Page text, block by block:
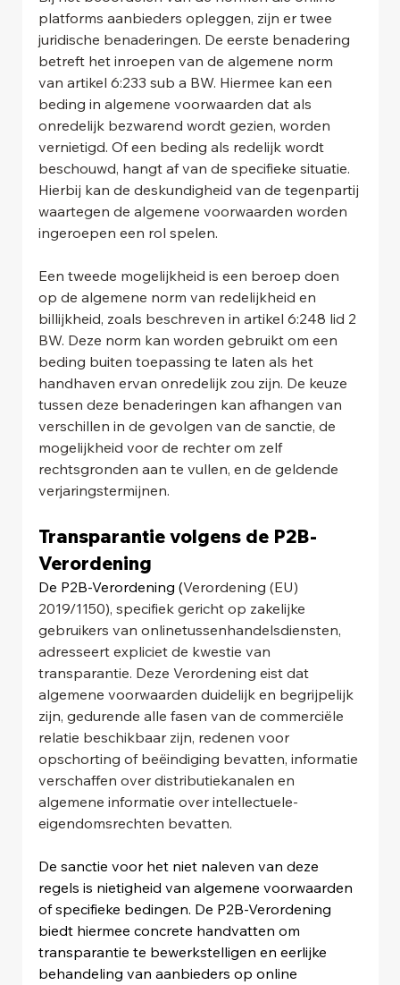
platforms aanbieders opleggen, zijn er twee
juridische benaderingen. De eerste benadering
betreft het inroepen van de algemene norm
van artikel 6:233 sub a BW. Hiermee kan een
beding in algemene voorwaarden dat als
onredelijk bezwarend wordt gezien, worden
vernietigd. Of een beding als redelijk wordt
beschouwd, hangt af van de specifieke situatie.
Hierbij kan de deskundigheid van de tegenpartij
waartegen de algemene voorwaarden worden
ingeroepen een rol spelen.
Een tweede mogelijkheid is een beroep doen
op de algemene norm van redelijkheid en
billijkheid, zoals beschreven in artikel 6:248 lid 2
BW. Deze norm kan worden gebruikt om een
beding buiten toepassing te laten als het
handhaven ervan onredelijk zou zijn. De keuze
tussen deze benaderingen kan afhangen van
verschillen in de gevolgen van de sanctie, de
mogelijkheid voor de rechter om zelf
rechtsgronden aan te vullen, en de geldende
verjaringstermijnen.
Transparantie volgens de P2B-
Verordening
De P2B-Verordening (Verordening (EU)
2019/1150), specifiek gericht op zakelijke
gebruikers van onlinetussenhandelsdiensten,
adresseert expliciet de kwestie van
transparantie. Deze Verordening eist dat
algemene voorwaarden duidelijk en begrijpelijk
zijn, gedurende alle fasen van de commerciële
relatie beschikbaar zijn, redenen voor
opschorting of beëindiging bevatten, informatie
verschaffen over distributiekanalen en
algemene informatie over intellectuele-
eigendomsrechten bevatten.
De sanctie voor het niet naleven van deze
regels is nietigheid van algemene voorwaarden
of specifieke bedingen. De P2B-Verordening
biedt hiermee concrete handvatten om
transparantie te bewerkstelligen en eerlijke
behandeling van aanbieders op online